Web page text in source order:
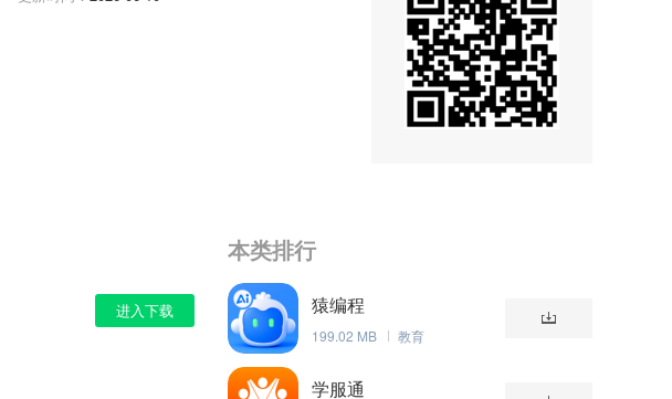
进入下载
本类排行
猿编程
199.02 MB 教育
学服通